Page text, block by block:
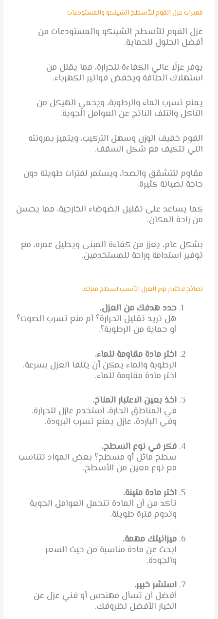
مميزات عزل الفوم للأسطح الشينكو والمستودعات
عزل الفوم للأسطح الشينكو والمستودعات من
أفضل الحلول للحماية.
يوفر عزلًا عالي الكفاءة للحرارة، مما يقلل من
استهلاك الطاقة ويخفض فواتير الكهرباء.
يمنع تسرب الماء والرطوبة، ويحمي الهيكل من
التآكل والتلف الناتج عن العوامل الجوية.
الفوم خفيف الوزن وسهل التركيب، ويتميز بمرونته
التي تتكيف مع شكل السقف.
مقاوم للتشقق والصدا، ويستمر لفترات طويلة دون
حاجة لصيانة كثيرة.
كما يساعد على تقليل الضوضاء الخارجية، مما يحسن
من راحة المكان.
بشكل عام، يعزز من كفاءة المبنى ويطيل عمره، مع
توفير استدامة وراحة للمستخدمين.
نصائح لاختيار نوع العزل الأنسب لسطح منزلك
حدد هدفك من العزل.
هل تريد تقليل الحرارة؟ أم منع تسرب الصوت؟
أو حماية من الرطوبة؟.
اختر مادة مقاومة للماء.
الرطوبة والماء يمكن أن يتلفا العزل بسرعة.
اختر مادة مقاومة للماء.
اخذ بعين الاعتبار المناخ.
في المناطق الحارة، استخدم عازل للحرارة.
وفي الباردة، عازل يمنع تسرب البرودة.
فكر في نوع السطح.
سطح مائل أو مسطح؟ بعض المواد تتناسب
مع نوع معين من الأسطح.
اختر مادة متينة.
تأكد من أن المادة تتحمل العوامل الجوية
وتدوم فترة طويلة.
ميزانيتك مهمة.
ابحث عن مادة مناسبة من حيث السعر
والجودة.
استشر خبير.
أفضل أن تسأل مهندس أو فني عزل عن
الخيار الأفضل لظروفك.